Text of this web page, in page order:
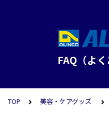
FAQ（よく
TOP 美容・ケアグッズ